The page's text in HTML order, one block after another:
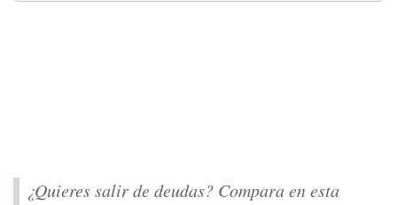
¿Quieres salir de deudas? Compara en esta